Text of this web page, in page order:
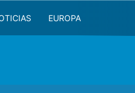
EUROPA